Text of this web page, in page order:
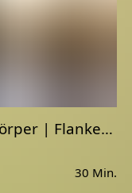
30min Yoga für den Oberkörper | Flanken & Schultern
30 Min.